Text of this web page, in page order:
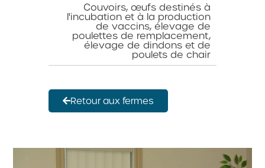
Couvoirs, œufs destinés à
l'incubation et à la production
de vaccins, élevage de
poulettes de remplacement,
élevage de dindons et de
poulets de chair
Retour aux fermes